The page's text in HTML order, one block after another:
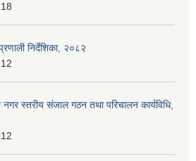
निर्देशिका, २०८२
स्तरीय संजाल गठन तथा परिचालन कार्यविधि,